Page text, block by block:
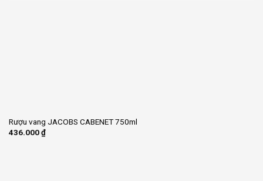
Rượu vang JACOBS CABENET 750ml
436.000₫